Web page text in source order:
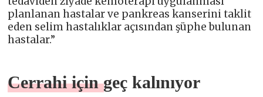
planlanan hastalar ve pankreas kanserini taklit
eden selim hastalıklar açısından şüphe bulunan
hastalar.”
Cerrahi için geç kalınıyor